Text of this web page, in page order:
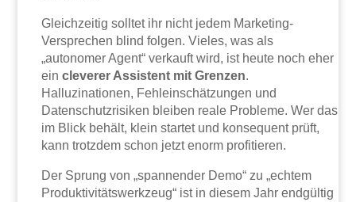
Gleichzeitig solltet ihr nicht jedem Marketing-
Versprechen blind folgen. Vieles, was als
„autonomer Agent“ verkauft wird, ist heute noch eher
eincleverer Assistent mit Grenzen.
Halluzinationen, Fehleinschätzungen und
Datenschutzrisiken bleiben reale Probleme. Wer das
im Blick behält, klein startet und konsequent prüft,
kann trotzdem schon jetzt enorm profitieren.
Der Sprung von „spannender Demo“ zu „echtem
Produktivitätswerkzeug“ ist in diesem Jahr endgültig